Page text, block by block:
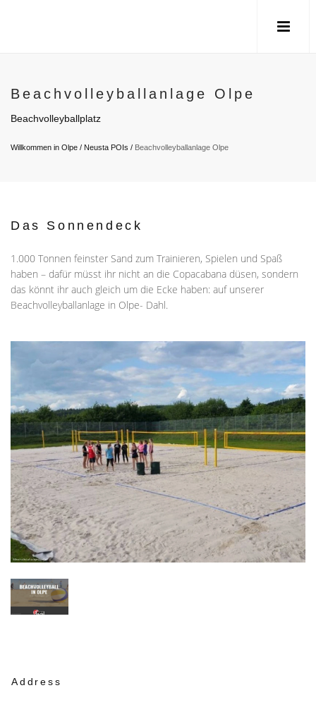
Beachvolleyballanlage Olpe
Beachvolleyballplatz
Willkommen in Olpe / Neusta POIs / Beachvolleyballanlage Olpe
Das Sonnendeck
1.000 Tonnen feinster Sand zum Trainieren, Spielen und Spaß
haben – dafür müsst ihr nicht an die Copacabana düsen, sondern
das könnt ihr auch gleich um die Ecke haben: auf unserer
Beachvolleyballanlage in Olpe- Dahl.
Address